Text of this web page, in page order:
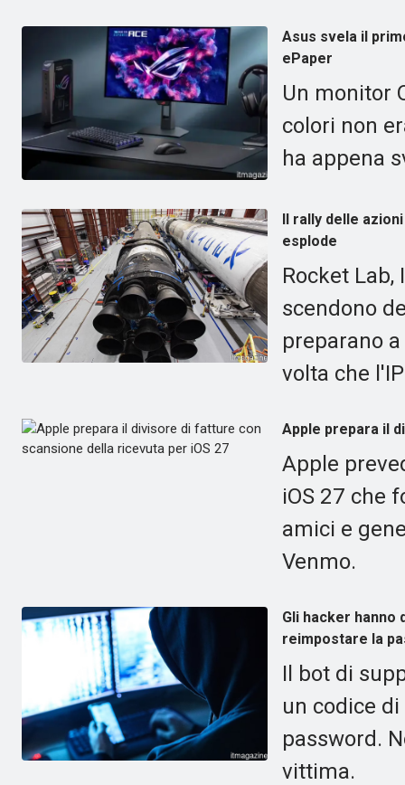
Asus svela il
ePaper
Un monitor
colori non
ha appena
Il rally delle
esplode
Rocket
scendono
preparano
volta che
Apple prepara il
Apple
iOS 27 che
amici e
Venmo.
Gli hacker hanno
reimpostare la
Il bot di
un codice
password.
vittima.